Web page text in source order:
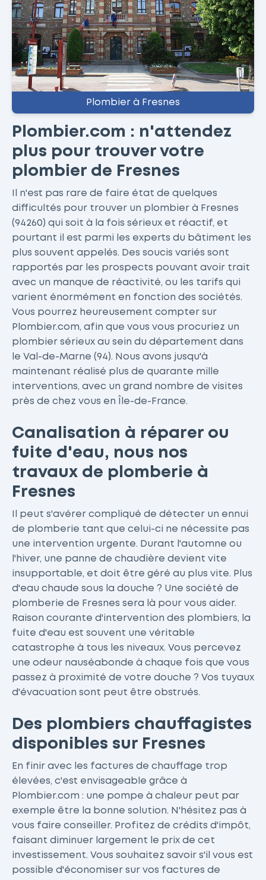
Plombier à Fresnes
Plombier.com : n'attendez
plus pour trouver votre
plombier de Fresnes
Il n'est pas rare de faire état de quelques
difficultés pour trouver un plombier à Fresnes
(94260) qui soit à la fois sérieux et réactif, et
pourtant il est parmi les experts du bâtiment les
plus souvent appelés. Des soucis variés sont
rapportés par les prospects pouvant avoir trait
avec un manque de réactivité, ou les tarifs qui
varient énormément en fonction des sociétés.
Vous pourrez heureusement compter sur
Plombier.com, afin que vous vous procuriez un
plombier sérieux au sein du département dans
le Val-de-Marne (94). Nous avons jusqu'à
maintenant réalisé plus de quarante mille
interventions, avec un grand nombre de visites
près de chez vous en Île-de-France.
Canalisation à réparer ou
fuite d'eau, nous nos
travaux de plomberie à
Fresnes
Il peut s'avérer compliqué de détecter un ennui
de plomberie tant que celui-ci ne nécessite pas
une intervention urgente. Durant l'automne ou
l'hiver, une panne de chaudière devient vite
insupportable, et doit être géré au plus vite. Plus
d'eau chaude sous la douche ? Une société de
plomberie de Fresnes sera là pour vous aider.
Raison courante d'intervention des plombiers, la
fuite d'eau est souvent une véritable
catastrophe à tous les niveaux. Vous percevez
une odeur nauséabonde à chaque fois que vous
passez à proximité de votre douche ? Vos tuyaux
d'évacuation sont peut être obstrués.
Des plombiers chauffagistes
disponibles sur Fresnes
En finir avec les factures de chauffage trop
élevées, c'est envisageable grâce à
Plombier.com : une pompe à chaleur peut par
exemple être la bonne solution. N'hésitez pas à
vous faire conseiller. Profitez de crédits d'impôt,
faisant diminuer largement le prix de cet
investissement. Vous souhaitez savoir s'il vous est
possible d'économiser sur vos factures de